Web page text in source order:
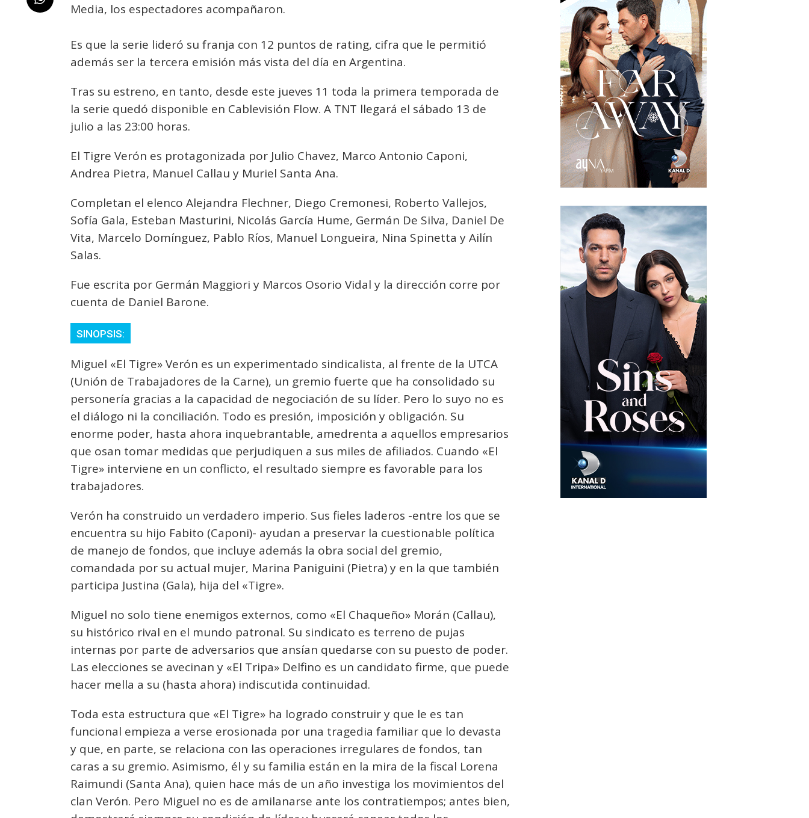
Media, los espectadores acompañaron.
Es que la serie lideró su franja con 12 puntos de rating, cifra que le permitió
además ser la tercera emisión más vista del día en Argentina.
Tras su estreno, en tanto, desde este jueves 11 toda la primera temporada de
la serie quedó disponible en Cablevisión Flow. A TNT llegará el sábado 13 de
julio a las 23:00 horas.
El Tigre Verón es protagonizada por Julio Chavez, Marco Antonio Caponi,
Andrea Pietra, Manuel Callau y Muriel Santa Ana.
Completan el elenco Alejandra Flechner, Diego Cremonesi, Roberto Vallejos,
Sofía Gala, Esteban Masturini, Nicolás García Hume, Germán De Silva, Daniel De
Vita, Marcelo Domínguez, Pablo Ríos, Manuel Longueira, Nina Spinetta y Ailín
Salas.
Fue escrita por Germán Maggiori y Marcos Osorio Vidal y la dirección corre por
cuenta de Daniel Barone.
SINOPSIS:
Miguel «El Tigre» Verón es un experimentado sindicalista, al frente de la UTCA
(Unión de Trabajadores de la Carne), un gremio fuerte que ha consolidado su
personería gracias a la capacidad de negociación de su líder. Pero lo suyo no es
el diálogo ni la conciliación. Todo es presión, imposición y obligación. Su
enorme poder, hasta ahora inquebrantable, amedrenta a aquellos empresarios
que osan tomar medidas que perjudiquen a sus miles de afiliados. Cuando «El
Tigre» interviene en un conflicto, el resultado siempre es favorable para los
trabajadores.
Verón ha construido un verdadero imperio. Sus fieles laderos -entre los que se
encuentra su hijo Fabito (Caponi)- ayudan a preservar la cuestionable política
de manejo de fondos, que incluye además la obra social del gremio,
comandada por su actual mujer, Marina Paniguini (Pietra) y en la que también
participa Justina (Gala), hija del «Tigre».
Miguel no solo tiene enemigos externos, como «El Chaqueño» Morán (Callau),
su histórico rival en el mundo patronal. Su sindicato es terreno de pujas
internas por parte de adversarios que ansían quedarse con su puesto de poder.
Las elecciones se avecinan y «El Tripa» Delfino es un candidato firme, que puede
hacer mella a su (hasta ahora) indiscutida continuidad.
Toda esta estructura que «El Tigre» ha logrado construir y que le es tan
funcional empieza a verse erosionada por una tragedia familiar que lo devasta
y que, en parte, se relaciona con las operaciones irregulares de fondos, tan
caras a su gremio. Asimismo, él y su familia están en la mira de la fiscal Lorena
Raimundi (Santa Ana), quien hace más de un año investiga los movimientos del
clan Verón. Pero Miguel no es de amilanarse ante los contratiempos; antes bien,